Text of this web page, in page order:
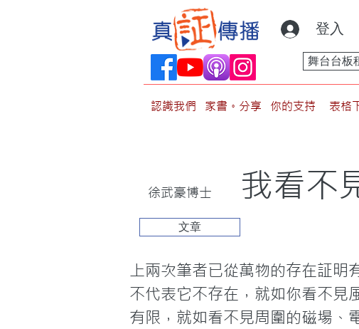
登入
舞台台板
認識我們 家書。分享 你的支持 表格
徐武豪博士 我看不
文章
上兩次筆者已從萬物的存在証明
不代表它不存在，就如你看不見
有限，就如看不見周圍的磁場、